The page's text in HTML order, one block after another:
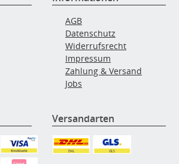
AGB
Datenschutz
Widerrufsrecht
Impressum
Zahlung & Versand
Jobs
Versandarten